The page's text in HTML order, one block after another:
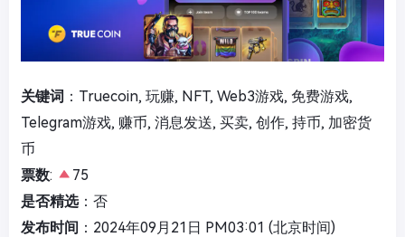
关键词 ：Truecoin, 玩赚, NFT, Web3游戏, 免费游戏,
Telegram游戏, 赚币, 消息发送, 买卖, 创作, 持币, 加密货
币
票数:
75
是否精选：否
发布时间 ：2024年09月21日 PM03:01 (北京时间)